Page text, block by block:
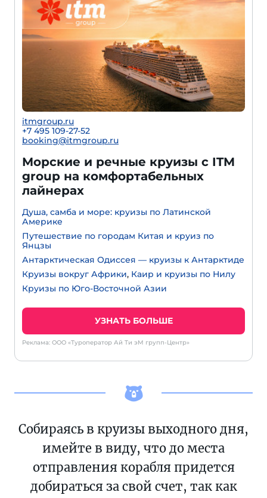
itmgroup.ru
+7 495 109-27-52
booking@itmgroup.ru
Морские и речные круизы с ITM
group на комфортабельных
лайнерах
Душа, самба и море: круизы по Латинской
Америке
Путешествие по городам Китая и круиз по
Янцзы
Антарктическая Одиссея — круизы к Антарктиде
Круизы вокруг Африки, Каир и круизы по Нилу
Круизы по Юго-Восточной Азии
УЗНАТЬ БОЛЬШЕ
Реклама: ООО «Туроператор Ай Ти эМ групп-Центр»
Собираясь в круизы выходного дня,
имейте в виду, что до места
отправления корабля придется
добираться за свой счет, так как